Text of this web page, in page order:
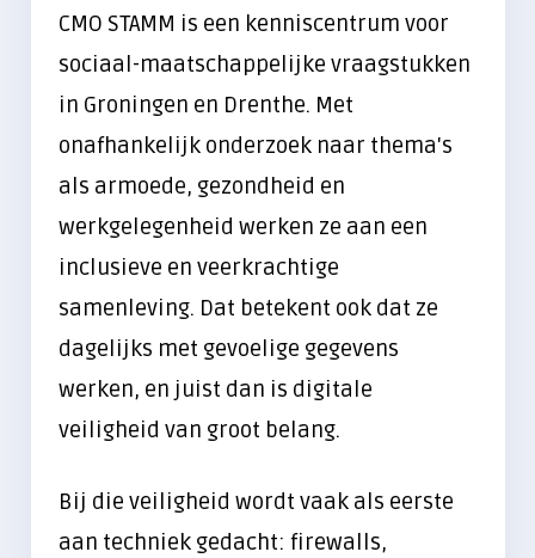
Beveiligd mailen
Firewalls
Bewustwording medewerkers
Werken op afstand
TRAINING & ADOPTIE
Werken met AI
Microsoft 365
Samenwerken in de cloud
CMO STAMM is een kenniscentrum voor
sociaal-maatschappelijke vraagstukken
in Groningen en Drenthe. Met
onafhankelijk onderzoek naar thema's
als armoede, gezondheid en
werkgelegenheid werken ze aan een
inclusieve en veerkrachtige
samenleving. Dat betekent ook dat ze
dagelijks met gevoelige gegevens
werken, en juist dan is digitale
veiligheid van groot belang.
Bij die veiligheid wordt vaak als eerste
aan techniek gedacht: firewalls,